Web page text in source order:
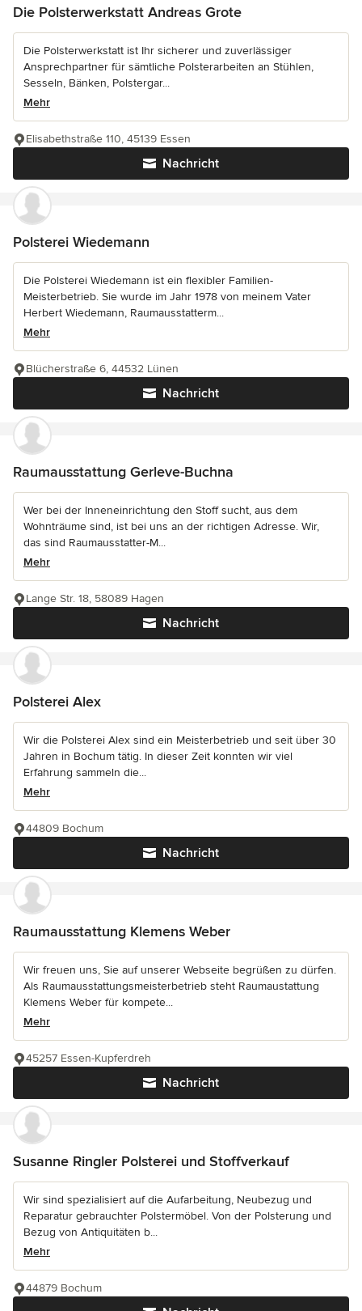
Die Polsterwerkstatt Andreas Grote
Die Polsterwerkstatt ist Ihr sicherer und zuverlässiger
Ansprechpartner für sämtliche Polsterarbeiten an Stühlen,
Sesseln, Bänken, Polstergar...
Mehr
Nachricht
Elisabethstraße 110, 45139 Essen
Polsterei Wiedemann
Die Polsterei Wiedemann ist ein flexibler Familien-
Meisterbetrieb. Sie wurde im Jahr 1978 von meinem Vater
Herbert Wiedemann, Raumausstatterm...
Mehr
Nachricht
Blücherstraße 6, 44532 Lünen
Raumausstattung Gerleve-Buchna
Wer bei der Inneneinrichtung den Stoff sucht, aus dem
Wohnträume sind, ist bei uns an der richtigen Adresse. Wir,
das sind Raumausstatter-M...
Mehr
Nachricht
Lange Str. 18, 58089 Hagen
Polsterei Alex
Wir die Polsterei Alex sind ein Meisterbetrieb und seit über 30
Jahren in Bochum tätig. In dieser Zeit konnten wir viel
Erfahrung sammeln die...
Mehr
Nachricht
44809 Bochum
Raumausstattung Klemens Weber
Wir freuen uns, Sie auf unserer Webseite begrüßen zu dürfen.
Als Raumausstattungsmeisterbetrieb steht Raumaustattung
Klemens Weber für kompete...
Mehr
Nachricht
45257 Essen-Kupferdreh
Susanne Ringler Polsterei und Stoffverkauf
Wir sind spezialisiert auf die Aufarbeitung, Neubezug und
Reparatur gebrauchter Polstermöbel. Von der Polsterung und
Bezug von Antiquitäten b...
Mehr
44879 Bochum